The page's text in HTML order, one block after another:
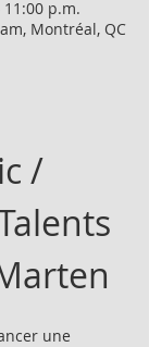
11:00 p.m.
Montréal, QC
/
une